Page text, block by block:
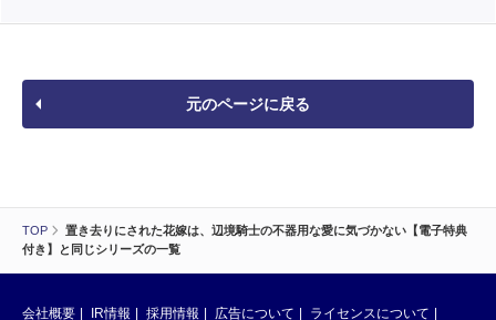
TOP
置き去りにされた花嫁は、辺境騎士の不器用な愛に気づかない【電子特典
付き】と同じシリーズの一覧
元のページに戻る
会社概要 IR情報 採用情報 広告について ライセンスについて